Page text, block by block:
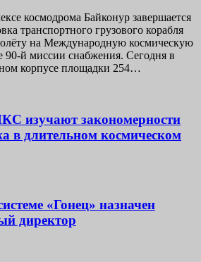
космодрома Байконур завершается
транспортного грузового корабля
на Международную космическую
й миссии снабжения. Сегодня в
корпусе площадки 254…
изучают закономерности
в длительном космическом
«Гонец» назначен
директор